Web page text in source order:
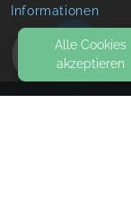
HOME
Informationen
Alle Cookies
akzeptieren